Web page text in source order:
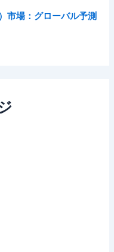
市場：グローバル予測